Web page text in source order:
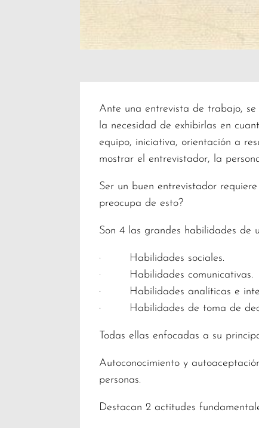
Ante una entrevista de trabajo,
la necesidad de exhibirlas en
equipo, iniciativa, orientación a
mostrar el entrevistador, la
Ser un buen entrevistador
preocupa de esto?
Son 4 las grandes habilidades de
· Habilidades sociales.
· Habilidades comunicativas.
· Habilidades analíticas e
· Habilidades de toma de
Todas ellas enfocadas a su
Autoconocimiento y
personas.
Destacan 2 actitudes